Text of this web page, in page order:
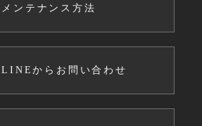
メンテナンス方法
LINEからお問い合わせ